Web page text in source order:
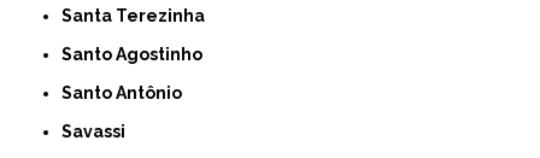
Santa Terezinha
Santo Agostinho
Santo Antônio
Savassi